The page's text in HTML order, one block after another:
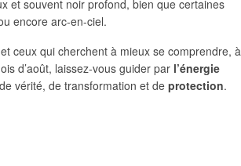
et souvent noir profond, bien que certaines
encore arc-en-ciel.
ceux qui cherchent à mieux se comprendre, à
d’août, laissez-vous guider par l’énergie
vérité, de transformation et deprotection.